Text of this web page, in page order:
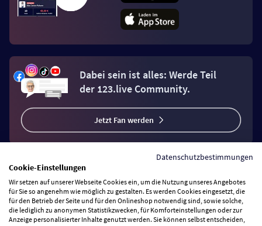
Dabei sein ist alles: Werde Teil
der 123.live Community.
Jetzt Fan werden
Vertrag widerrufen
Zahlungsarten
Datenschutzbestimmungen
Cookie-Einstellungen
Wir setzen auf unserer Webseite Cookies ein, um die Nutzung unseres Angebotes
für Sie so angenehm wie möglich zu gestalten. Es werden Cookies eingesetzt, die
für den Betrieb der Seite und für den Onlineshop notwendig sind, sowie solche,
die lediglich zu anonymen Statistikzwecken, für Komforteinstellungen oder zur
Anzeige personalisierter Inhalte genutzt werden. Sie können selbst entscheiden,